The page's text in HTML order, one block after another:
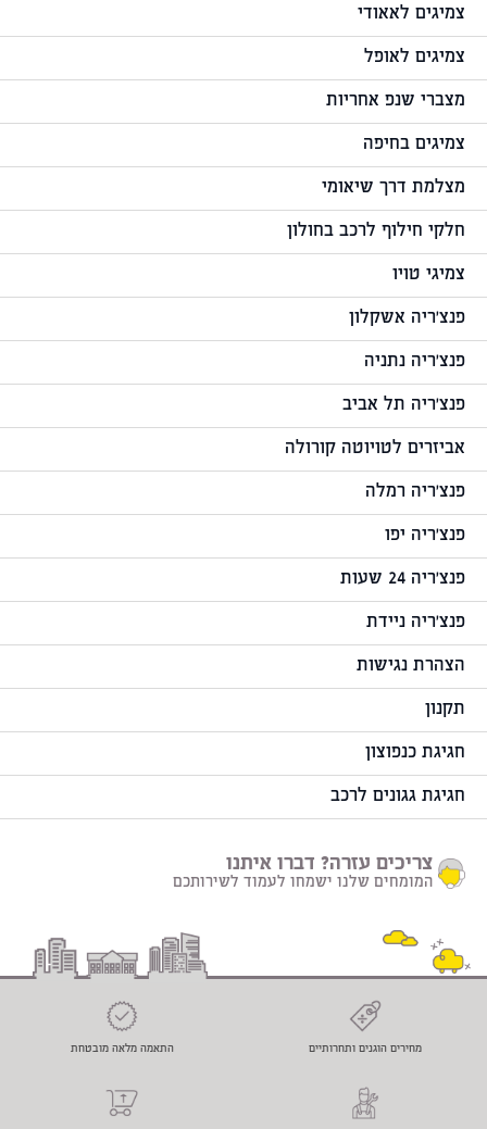
צמיגים לאאודי
צמיגים לאופל
מצברי שנפ אחריות
צמיגים בחיפה
מצלמת דרך שיאומי
חלקי חילוף לרכב בחולון
צמיגי טויו
פנצ'ריה אשקלון
פנצ'ריה נתניה
פנצ'ריה תל אביב
אביזרים לטויוטה קורולה
פנצ'ריה רמלה
פנצ'ריה יפו
פנצ'ריה 24 שעות
פנצ'ריה ניידת
הצהרת נגישות
תקנון
חגיגת כנפוצון
חגיגת גגונים לרכב
צריכים עזרה? דברו איתנו
המומחים שלנו ישמחו לעמוד לשירותכם
מחירים הוגנים ותחרותיים התאמה מלאה מובטחת